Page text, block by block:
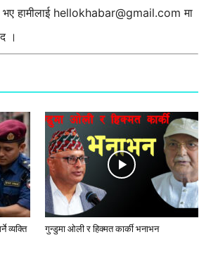
हामीलाई hellokhabar@gmail.com मा
।
व्यक्ति
गुन्डुमा ओली र हिक्मत कार्की भनाभन